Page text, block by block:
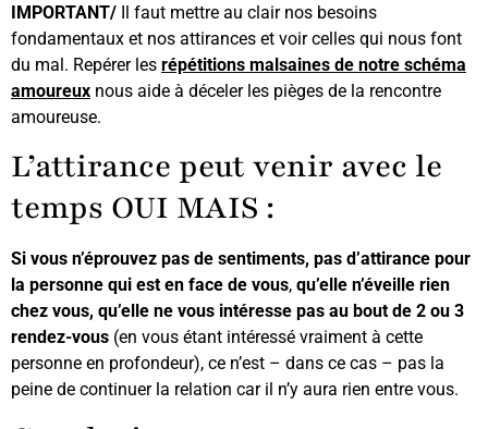
IMPORTANT/ Il faut mettre au clair nos besoins
fondamentaux et nos attirances et voir celles qui nous font
du mal. Repérer les répétitions malsaines de notre schéma
amoureux nous aide à déceler les pièges de la rencontre
amoureuse.
L’attirance peut venir avec le
temps OUI MAIS :
Si vous n’éprouvez pas de sentiments, pas d’attirance pour
la personne qui est en face de vous, qu’elle n’éveille rien
chez vous, qu’elle ne vous intéresse pas au bout de 2 ou 3
rendez-vous (en vous étant intéressé vraiment à cette
personne en profondeur), ce n’est – dans ce cas – pas la
peine de continuer la relation car il n’y aura rien entre vous.